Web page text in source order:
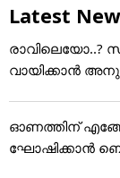
Latest
രാവിലെയോ..?
വായിക്കാൻ
ഓണത്തിന്
ഘോഷിക്കാൻ